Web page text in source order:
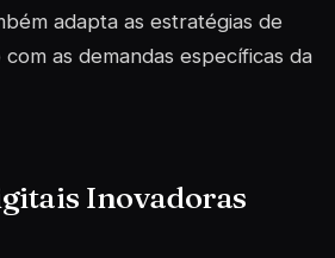
adapta as estratégias de
as demandas específicas da
Inovadoras